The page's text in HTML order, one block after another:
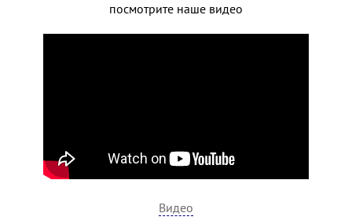
посмотрите наше видео
Видео